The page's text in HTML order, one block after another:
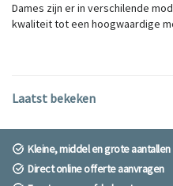
Dames zijn er in verschilende
kwaliteit tot een hoogwaardige
Laatst bekeken
Kleine, middel en grote aantallen
Direct online offerte aanvragen